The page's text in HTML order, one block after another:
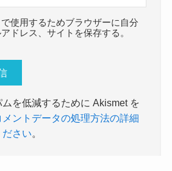
使用するためブラウザーに自分
ドレス、サイトを保存する。
を低減するために Akismet を
メントデータの処理方法の詳細
さい。